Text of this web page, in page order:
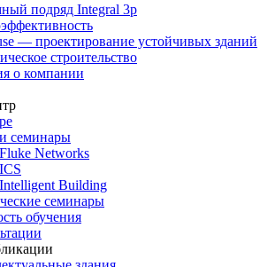
подряд Integral 3p
— проектирование устойчивых зданий
строительство
о компании
семинары
Networks
Building
семинары
обучения